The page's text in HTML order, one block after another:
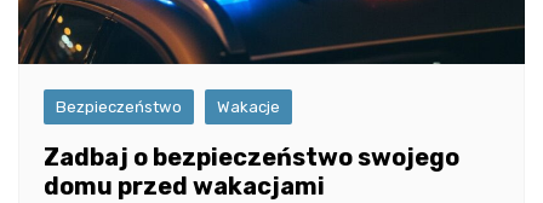
Bezpieczeństwo Wakacje
Zadbaj o bezpieczeństwo swojego
domu przed wakacjami